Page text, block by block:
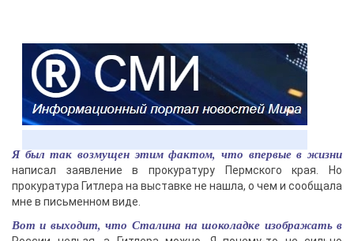
Я был так возмущен этим фактом, что впервые в жизни
написал заявление в прокуратуру Пермского края. Но
прокуратура Гитлера на выставке не нашла, о чем и сообщала
мне в письменном виде.
Вот и выходит, что Сталина на шоколадке изображать в